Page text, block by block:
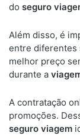
do seguro
Além disso, é
entre diferentes
melhor preço
durante a
A contratação
promoções.
seguro viagem